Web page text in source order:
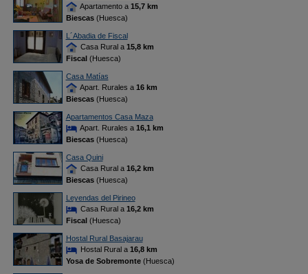
Apartamento a 15,7 km
Biescas(Huesca)
L´Abadia de Fiscal
Casa Rural a 15,8 km
Fiscal(Huesca)
Casa Matías
Apart. Rurales a 16 km
Biescas(Huesca)
Apartamentos Casa Maza
Apart. Rurales a 16,1 km
Biescas(Huesca)
Casa Quini
Casa Rural a 16,2 km
Biescas(Huesca)
Leyendas del Pirineo
Casa Rural a 16,2 km
Fiscal(Huesca)
Hostal Rural Basajarau
Hostal Rural a 16,8 km
Yosa de Sobremonte(Huesca)